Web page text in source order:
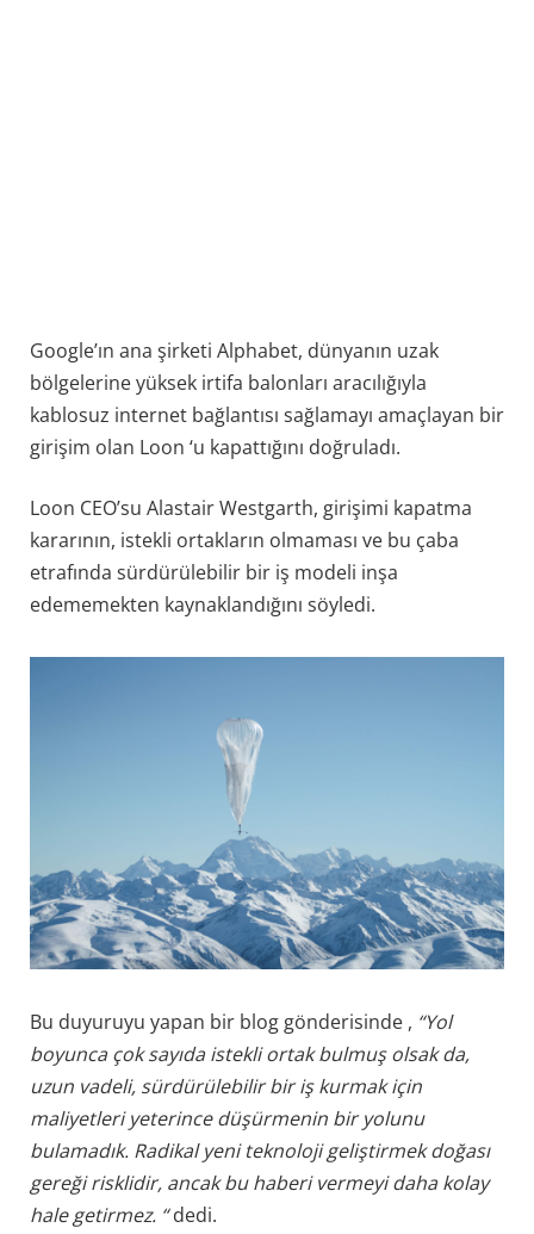
Google’ın ana şirketi Alphabet, dünyanın uzak
bölgelerine yüksek irtifa balonları aracılığıyla
kablosuz internet bağlantısı sağlamayı amaçlayan bir
girişim olan Loon ‘u kapattığını doğruladı.
Loon CEO’su Alastair Westgarth, girişimi kapatma
kararının, istekli ortakların olmaması ve bu çaba
etrafında sürdürülebilir bir iş modeli inşa
edememekten kaynaklandığını söyledi.
Bu duyuruyu yapan bir blog gönderisinde , “Yol
boyunca çok sayıda istekli ortak bulmuş olsak da,
uzun vadeli, sürdürülebilir bir iş kurmak için
maliyetleri yeterince düşürmenin bir yolunu
bulamadık. Radikal yeni teknoloji geliştirmek doğası
gereği risklidir, ancak bu haberi vermeyi daha kolay
hale getirmez. “dedi.